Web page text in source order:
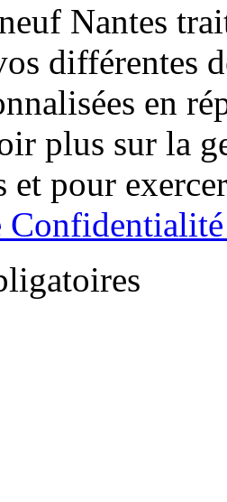
Nantes
différentes
en
plus sur la
et pour